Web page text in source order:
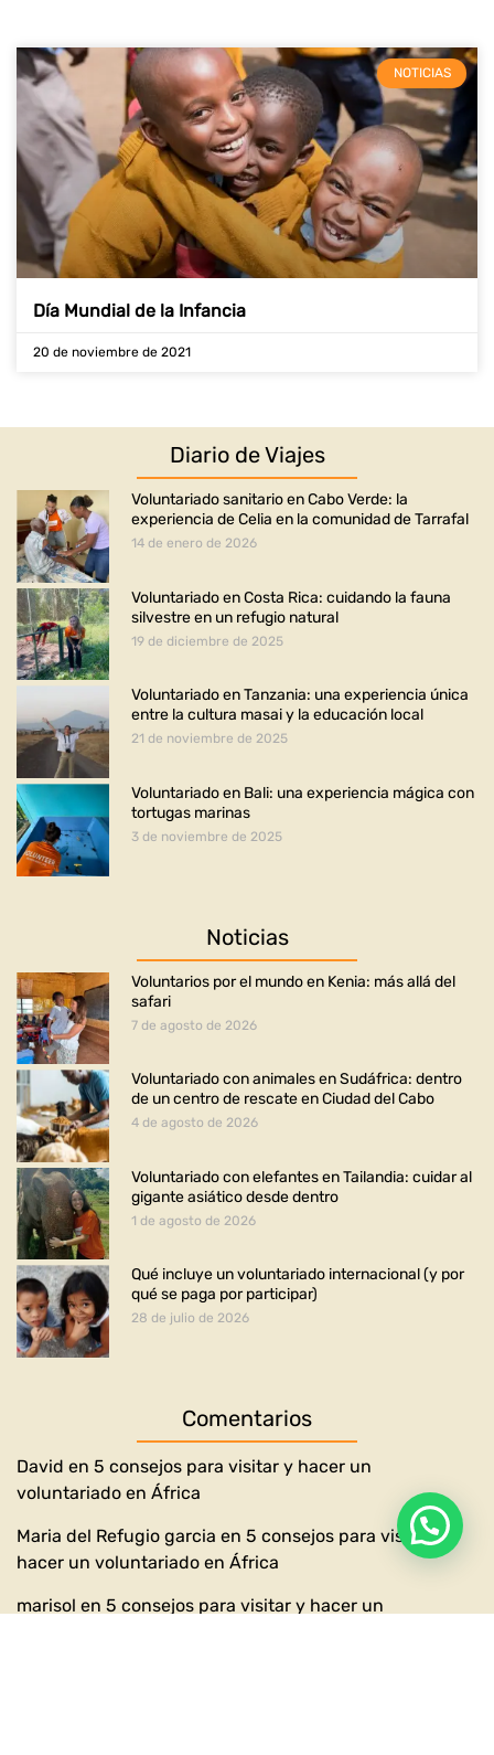
NOTICIAS
Día Mundial de la Infancia
20 de noviembre de 2021
Diario de Viajes
Voluntariado sanitario en Cabo Verde: la
experiencia de Celia en la comunidad de Tarrafal
14 de enero de 2026
Voluntariado en Costa Rica: cuidando la fauna
silvestre en un refugio natural
19 de diciembre de 2025
Voluntariado en Tanzania: una experiencia única
entre la cultura masai y la educación local
21 de noviembre de 2025
Voluntariado en Bali: una experiencia mágica con
tortugas marinas
3 de noviembre de 2025
Noticias
Voluntarios por el mundo en Kenia: más allá del
safari
7 de agosto de 2026
Voluntariado con animales en Sudáfrica: dentro
de un centro de rescate en Ciudad del Cabo
4 de agosto de 2026
Voluntariado con elefantes en Tailandia: cuidar al
gigante asiático desde dentro
1 de agosto de 2026
Qué incluye un voluntariado internacional (y por
qué se paga por participar)
28 de julio de 2026
Comentarios
David en 5 consejos para visitar y hacer un
voluntariado en África
Maria del Refugio garcia en 5 consejos para visitar y
hacer un voluntariado en África
marisol en 5 consejos para visitar y hacer un